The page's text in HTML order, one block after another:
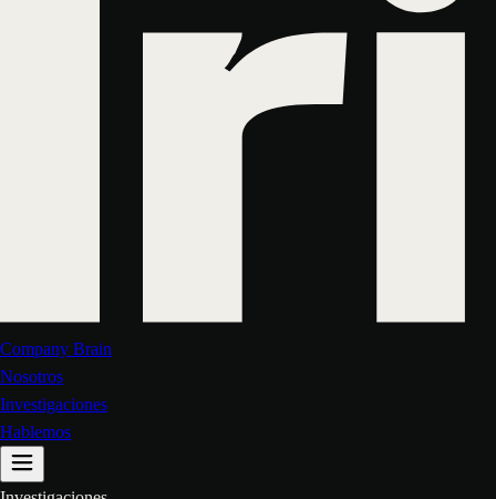
Company Brain
Nosotros
Investigaciones
Hablemos